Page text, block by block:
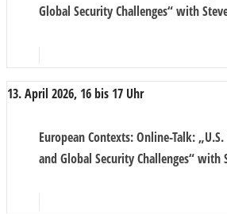
Global Security Challenges“ with
13. April 2026, 16 bis 17 Uhr
European Contexts: Online-Talk:
and Global Security Challenges“ with